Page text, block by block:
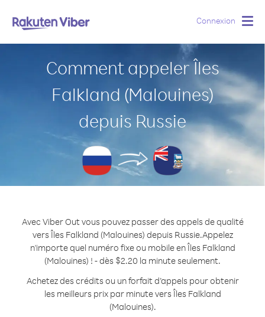
Connexion
Comment appeler Îles
Falkland (Malouines)
depuis Russie
Avec Viber Out vous pouvez passer des appels de qualité
vers Îles Falkland (Malouines) depuis Russie.Appelez
n'importe quel numéro fixe ou mobile en Îles Falkland
(Malouines) ! - dès $2.20 la minute seulement.
Achetez des crédits ou un forfait d’appels pour obtenir
les meilleurs prix par minute vers Îles Falkland
(Malouines).